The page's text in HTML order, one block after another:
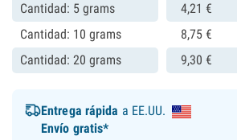
Cantidad: 5 grams 4,21 €
Cantidad: 10 grams 8,75 €
Cantidad: 20 grams 9,30 €
Entrega rápida a EE.UU.
Envío gratis*